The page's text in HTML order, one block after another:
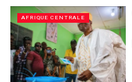
AFRIQUE CENTRALE